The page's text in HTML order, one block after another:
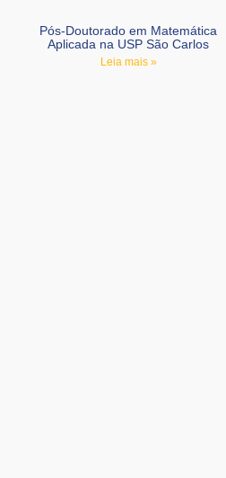
Pós-Doutorado em Matemática
Aplicada na USP São Carlos
Leia mais »